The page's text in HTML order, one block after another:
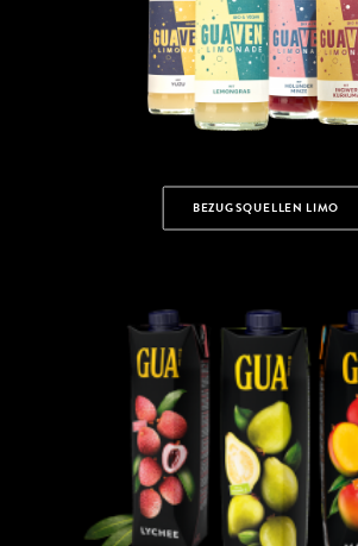
BEZUGSQUELLEN LIMO